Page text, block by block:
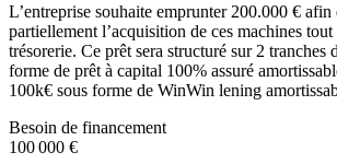
L’entreprise souhaite emprunter 200.000 € afin
partiellement l’acquisition de ces machines tout
trésorerie. Ce prêt sera structuré sur 2 tranches
forme de prêt à capital 100% assuré
100k€ sous forme de WinWin lening
Besoin de financement
100 000 €